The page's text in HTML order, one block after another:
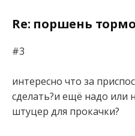
Re: поршень
#3
интересно что за
сделать?и ещё надо или
штуцер для прокачки?